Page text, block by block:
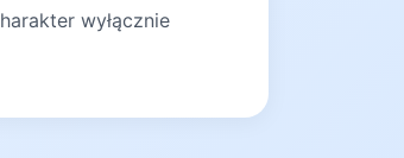
wyłącznie